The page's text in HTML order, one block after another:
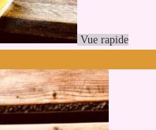
Vue rapide